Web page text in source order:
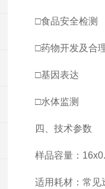
□食品安全检测
□药物开发及合
□基因表达
□水体监测
四、技术参数
样品容量：
适用耗材：常见